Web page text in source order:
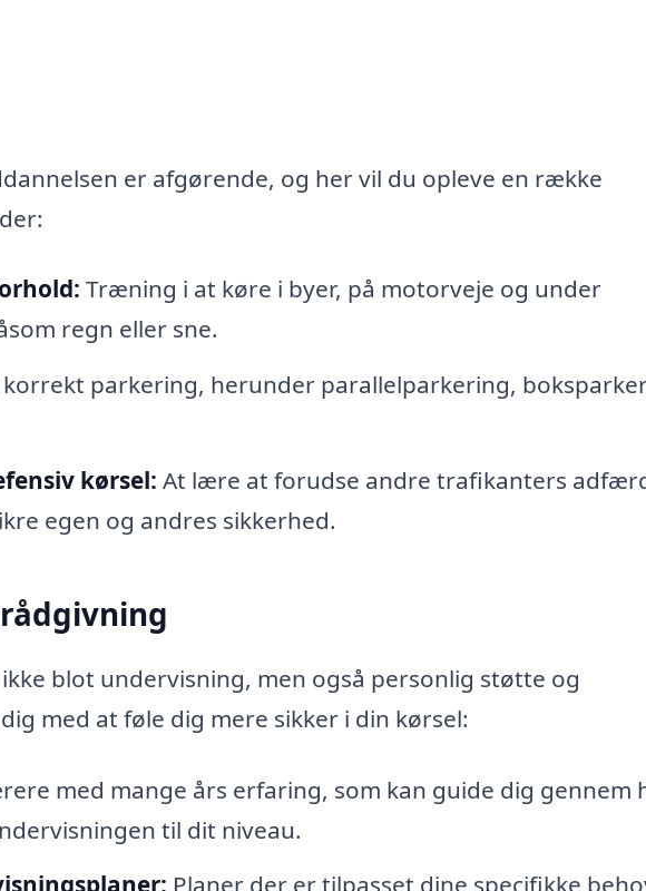
er afgørende, og her vil du opleve en række
Træning i at køre i byer, på motorveje og under
regn eller sne.
parkering, herunder parallelparkering,
kørsel: At lære at forudse andre trafikanters
egen og andres sikkerhed.
blot undervisning, men også personlig støtte og
med at føle dig mere sikker i din kørsel:
med mange års erfaring, som kan guide dig gennem
til dit niveau.
Planer der er tilpasset dine specifikke